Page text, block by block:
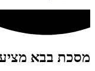
מסכת בבא